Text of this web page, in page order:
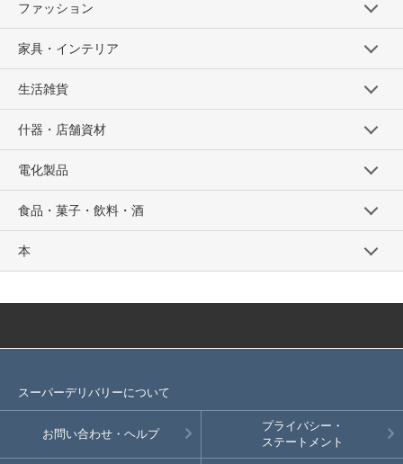
ファッション
家具・インテリア
生活雑貨
什器・店舗資材
電化製品
食品・菓子・飲料・酒
本
スーパーデリバリーについて
お問い合わせ・ヘルプ
プライバシー・
ステートメント